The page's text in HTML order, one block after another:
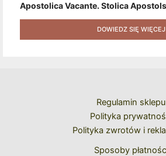
Apostolica Vacante. Stolica
Pawła II Do Wyboru Benedykta
Naklejek + Książka Niespodzianka
Kolejne Zakupy
DOWIEDZ SIĘ WIĘCEJ
Regulamin sklepu
Polityka
Polityka zwrotów i
Sposoby